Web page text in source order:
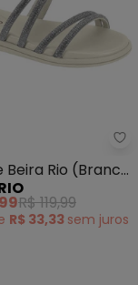
Papete
Beira Rio (Branco
R$ 119,99
R$ 33,33 sem juros